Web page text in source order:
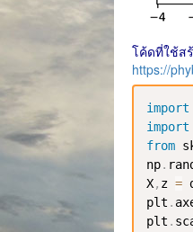
โค้ดที่ใช้ส
https://
import
import
from
np.
X, z =
plt .
plt .